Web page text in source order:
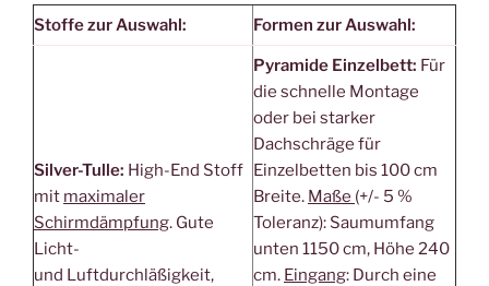
Stoffe zur Auswahl: Formen zur Auswahl:
Silver-Tulle: High-End Stoff
mit maximaler
Schirmdämpfung. Gute
Licht-
und Luftdurchläßigkeit,
Pyramide Einzelbett: Für
die schnelle Montage
oder bei starker
Dachschräge für
Einzelbetten bis 100 cm
Breite. Maße (+/- 5 %
Toleranz): Saumumfang
unten 1150 cm, Höhe 240
cm. Eingang: Durch eine